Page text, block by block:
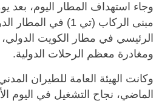
وجاء استهداف المطار اليوم، بعد
مبنى الركاب (تي 1) في
الرئيسي في مطار الكويت
ومغادرة معظم الرحلات الدولية.
وكانت الهيئة العامة للطيران
الماضي، نجاح التشغيل في اليوم